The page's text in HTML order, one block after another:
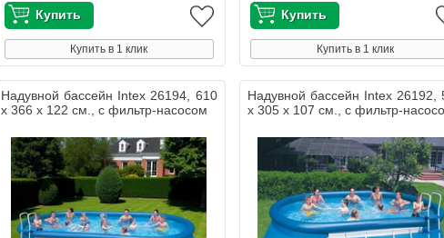
Купить в 1 клик Купить в 1 клик
Надувной бассейн Intex 26194, 610
х 366 х 122 см., с фильтр-насосом
Надувной бассейн Intex 26192,
х 305 х 107 см., с фильтр-